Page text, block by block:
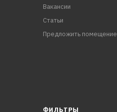
Вакансии
Статьи
Предложить помещение
ФИЛЬТРЫ